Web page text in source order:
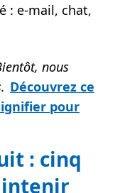
: e-mail, chat,
nous
. Découvrez ce
pour
: cinq